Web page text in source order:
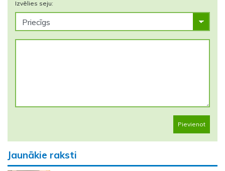
Izvēlies seju:
Pievienot
Jaunākie raksti